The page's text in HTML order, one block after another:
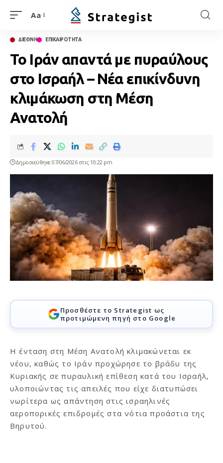
Aa
ΔΙΕΘΝΗ ΕΠΙΚΑΙΡΟΤΗΤΑ
Το Ιράν απαντά με πυραύλους
στο Ισραήλ – Νέα επικίνδυνη
κλιμάκωση στη Μέση
Ανατολή
Δημοσιεύθηκε 07/06/2026 στις 10:22 pm
Προσθέστε το Strategist ως
προτιμώμενη πηγή στο Google
Η ένταση στη Μέση Ανατολή κλιμακώνεται εκ
νέου, καθώς το Ιράν προχώρησε το βράδυ της
Κυριακής σε πυραυλική επίθεση κατά του Ισραήλ,
υλοποιώντας τις απειλές που είχε διατυπώσει
νωρίτερα ως απάντηση στις ισραηλινές
αεροπορικές επιδρομές στα νότια προάστια της
Βηρυτού.